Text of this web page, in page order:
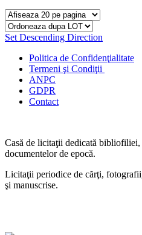
Set Descending Direction
Politica de Confidenţialitate
Termeni şi Condiţii
ANPC
GDPR
Contact
Casă de licitaţii dedicată
documentelor de epocă.
Licitaţii periodice de cărţi,
şi manuscrise.